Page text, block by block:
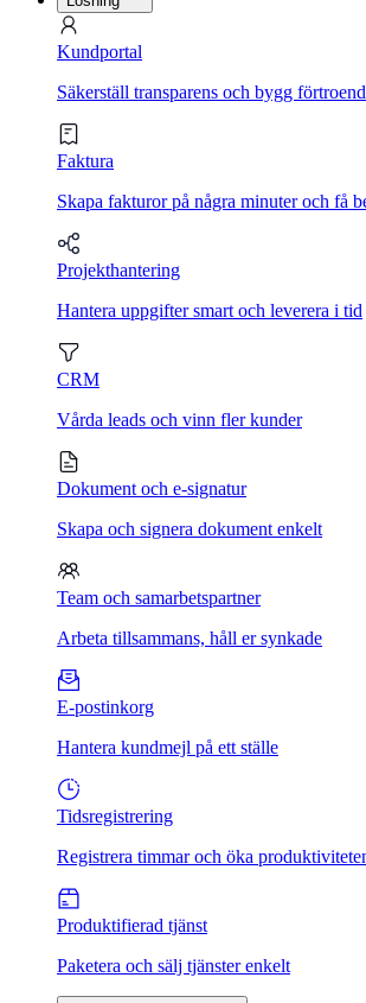
Kundportal
Säkerställ transparens och bygg
Faktura
Skapa fakturor på några minuter och få
Projekthantering
Hantera uppgifter smart och leverera i tid
CRM
Vårda leads och vinn fler kunder
Dokument och e-signatur
Skapa och signera dokument enkelt
Team och samarbetspartner
Arbeta tillsammans, håll er synkade
E-postinkorg
Hantera kundmejl på ett ställe
Tidsregistrering
Registrera timmar och öka
Produktifierad tjänst
Paketera och sälj tjänster enkelt